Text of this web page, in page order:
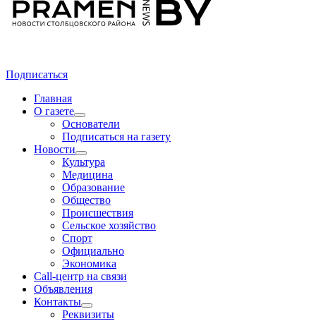
Подписаться
Главная
О газете
Основатели
Подписаться на газету
Новости
Культура
Медицина
Образование
Общество
Происшествия
Сельское хозяйство
Спорт
Официально
Экономика
Call-центр на связи
Объявления
Контакты
Реквизиты